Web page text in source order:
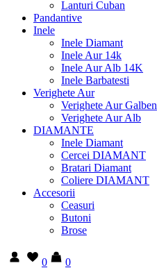
Lanturi Cuban
Pandantive
Inele
Inele Diamant
Inele Aur 14k
Inele Aur Alb 14K
Inele Barbatesti
Verighete Aur
Verighete Aur Galben
Verighete Aur Alb
DIAMANTE
Inele Diamant
Cercei DIAMANT
Bratari Diamant
Coliere DIAMANT
Accesorii
Ceasuri
Butoni
Brose
0
0